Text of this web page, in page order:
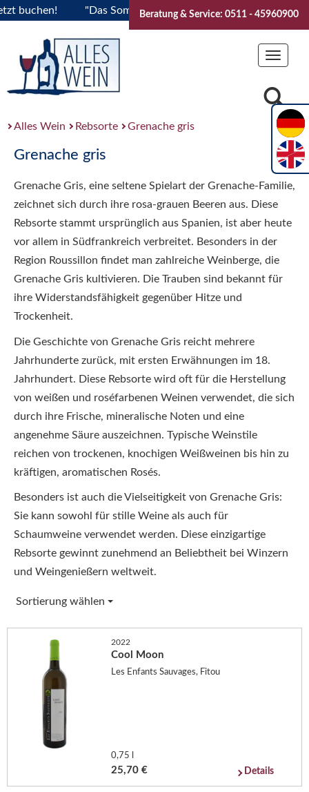
buchen! "Das Sommerfest 2026" Vive la
Beratung & Service: 0511 - 45960900
Toggle
Alles Wein Rebsorte Grenache gris
Grenache gris
Grenache Gris, eine seltene Spielart der Grenache-Familie,
zeichnet sich durch ihre rosa-grauen Beeren aus. Diese
Rebsorte stammt ursprünglich aus Spanien, ist aber heute
vor allem in Südfrankreich verbreitet. Besonders in der
Region Roussillon findet man zahlreiche Weinberge, die
Grenache Gris kultivieren. Die Trauben sind bekannt für
ihre Widerstandsfähigkeit gegenüber Hitze und
Trockenheit.
Die Geschichte von Grenache Gris reicht mehrere
Jahrhunderte zurück, mit ersten Erwähnungen im 18.
Jahrhundert. Diese Rebsorte wird oft für die Herstellung
von weißen und roséfarbenen Weinen verwendet, die sich
durch ihre Frische, mineralische Noten und eine
angenehme Säure auszeichnen. Typische Weinstile
reichen von trockenen, knochigen Weißweinen bis hin zu
kräftigen, aromatischen Rosés.
Besonders ist auch die Vielseitigkeit von Grenache Gris:
Sie kann sowohl für stille Weine als auch für
Schaumweine verwendet werden. Diese einzigartige
Rebsorte gewinnt zunehmend an Beliebtheit bei Winzern
und Weingenießern weltweit.
Sortierung wählen
2022
Cool Moon
Les Enfants Sauvages, Fitou
0,75 l
25,70 € Details